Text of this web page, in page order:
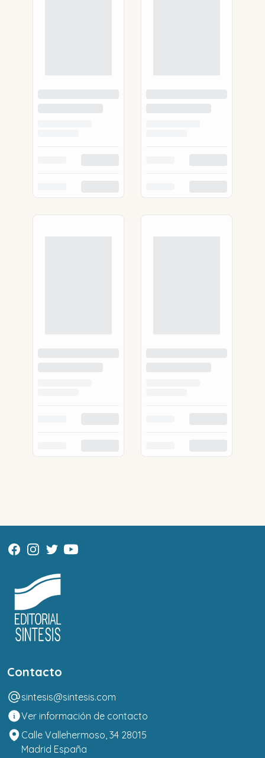
Contacto
sintesis@sintesis.com
Ver información de contacto
Calle Vallehermoso, 34 28015
Madrid España